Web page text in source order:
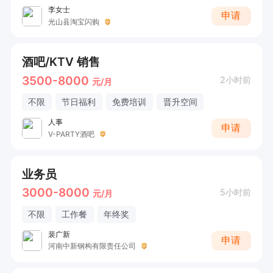
李女士
光山县淘宝闪购
申请
酒吧/KTV 销售
3500-8000 元/月 2小时前
不限 节日福利 免费培训 晋升空间
人事
V-PARTY酒吧
申请
业务员
3000-8000 元/月 5小时前
不限 工作餐 年终奖
裴广新
河南中新钢构有限责任公司
申请